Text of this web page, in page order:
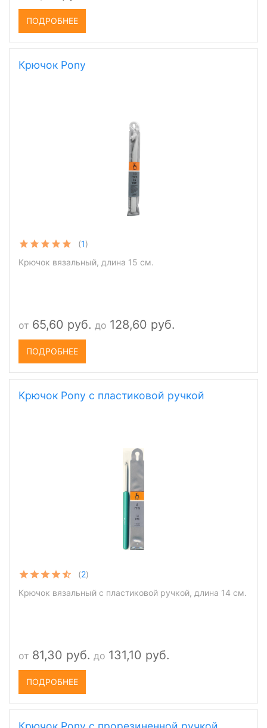
ПОДРОБНЕЕ
Крючок Pony
(1)
Крючок вязальный, длина 15 см.
от 65,60 руб. до 128,60 руб.
ПОДРОБНЕЕ
Крючок Pony с пластиковой ручкой
(2)
Крючок вязальный с пластиковой ручкой, длина 14 см.
от 81,30 руб. до 131,10 руб.
ПОДРОБНЕЕ